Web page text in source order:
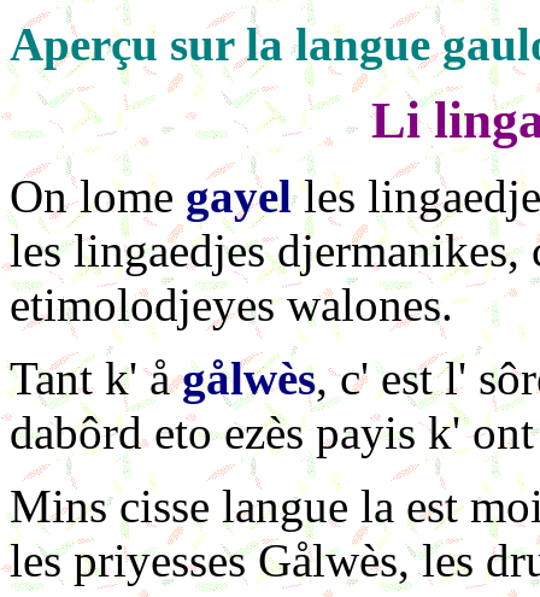
Aperçu sur la langue
Li
On lome gayelles
les lingaedjes
etimolodjeyes walones.
Tant k' ågålwès, c' est l'
dabôrd eto ezès payis k'
Mins cisse langue la est
les priyesses Gålwès, les